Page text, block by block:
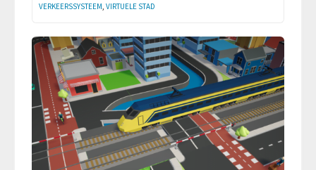
VERKEERSSYSTEEM, VIRTUELE STAD